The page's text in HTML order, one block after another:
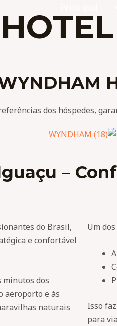
dos hóspedes,
–
do Brasil,
e confortável
minutos dos
aeroporto e às
naturais
Um
Isso
para